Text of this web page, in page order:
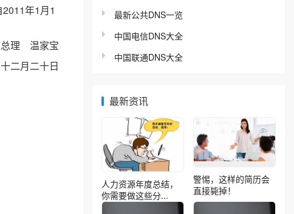
年1月1
总理 温家宝
二月二十日
最新公共DNS一览
中国电信DNS大全
中国联通DNS大全
最新资讯
人力资源年度总结，
你需要做这些分...
警惕，这样的简历会
直接毙掉！